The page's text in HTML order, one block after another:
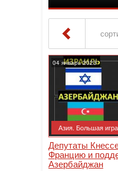
Iton
04 январь 2023
Азия. Большая игра
Депутаты
Францию и
Азербайджан